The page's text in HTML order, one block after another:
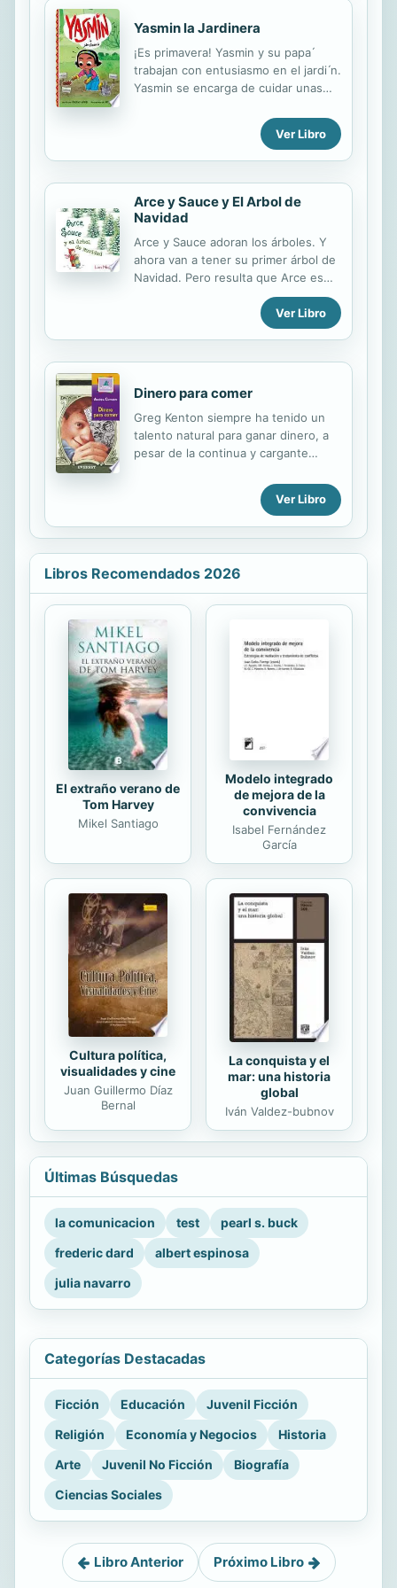
kids and demanding parents.
Yasmin la Jardinera
¡Es primavera! Yasmin y su papa ́
trabajan con entusiasmo en el jardi ́n.
Yasmin se encarga de cuidar unas
las riega y les pone tierra fe ́rtil...
entonces, ¿por que ́ se marchitan?
Un di ́a, Yasmin oberva a Nani
perfecta para sus plantas.
Ver Libro
Arce y Sauce y El Arbol de
Navidad
Arce y Sauce adoran los árboles. Y
ahora van a tener su primer árbol de
Navidad. Pero resulta que Arce es
Ver Libro
Dinero para comer
Greg Kenton siempre ha tenido un
talento natural para ganar dinero, a
pesar de la continua y cargante
Shaw. Justo antes de sexto curso,
Greg hace un asombroso
descubrimiento financiero: casi
todos los niños del colegio tienen un
gastar al día. Cuando Greg multiplica
los cuartos de dólar por el número
de alumnos, ve el colegio con otros
ojos: ¡es una inmensa hucha-cerdito!
Todo lo que necesita es el martillo
adecuado para abrirla. ¿Caramelos y
chicles? ¿Pequeños juguetes y
chismes? Claro, a los niños les
encanta...
Ver Libro
Libros Recomendados 2026
El extraño verano de
Tom Harvey
Mikel Santiago
Modelo integrado
de mejora de la
convivencia
Isabel Fernández
García
Cultura política,
visualidades y cine
Juan Guillermo Díaz
Bernal
La conquista y el
mar: una historia
global
Iván Valdez-bubnov
Últimas Búsquedas
la comunicacion test
pearl s. buck
frederic dard
albert espinosa
julia navarro
Categorías Destacadas
Ficción Educación
Juvenil Ficción
Religión
Economía y Negocios
Historia
Arte
Juvenil No Ficción
Biografía
Ciencias Sociales
Libro Anterior Próximo Libro